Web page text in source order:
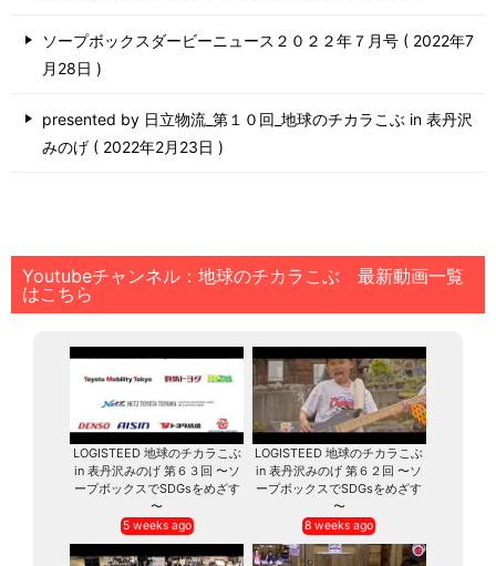
ソープボックスダービーニュース２０２２年７月号
2022年7
月28日
presented by 日立物流_第１０回_地球のチカラこぶ in 表丹沢
みのげ
2022年2月23日
Youtubeチャンネル：地球のチカラこぶ 最新動画一覧
はこちら
LOGISTEED 地球のチカラこぶ
in 表丹沢みのげ 第６３回 〜ソ
ープボックスでSDGsをめざす
〜
5 weeks ago
LOGISTEED 地球のチカラこぶ
in 表丹沢みのげ 第６２回 〜ソ
ープボックスでSDGsをめざす
〜
8 weeks ago